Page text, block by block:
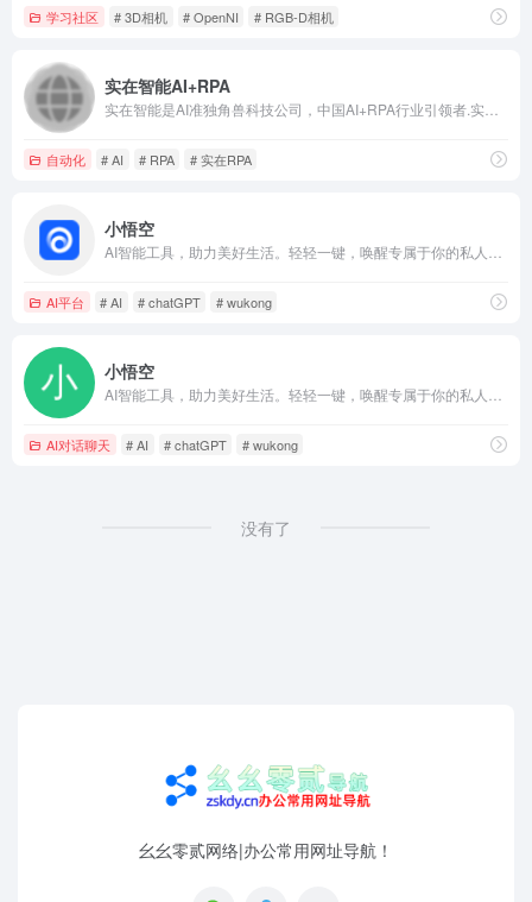
学习社区 # 3D相机 # OpenNI # RGB-D相机
实在智能AI+RPA
自动化 # AI # RPA # 实在RPA
小悟空
AI平台 # AI # chatGPT # wukong
小悟空
AI对话聊天 # AI # chatGPT # wukong
没有了
幺幺零贰网络|办公常用网址导航！